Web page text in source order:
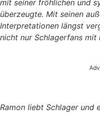
mit seiner fröhlichen und
überzeugte. Mit seinen
Interpretationen längst
nicht nur Schlagerfans mit
Ramon liebt Schlager und